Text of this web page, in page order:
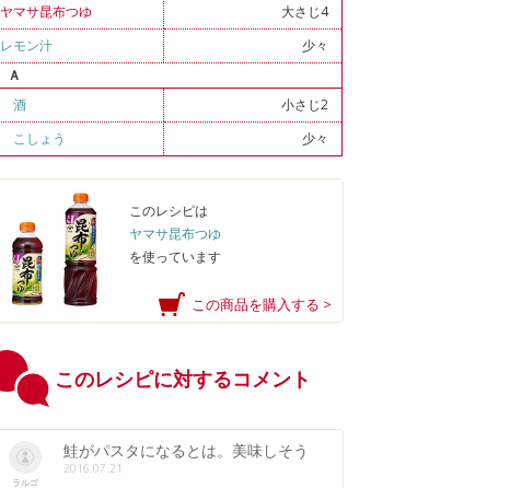
ヤマサ昆布つゆ
大さじ4
レモン汁
少々
Ａ
酒
小さじ2
こしょう
少々
このレシピは
ヤマサ昆布つゆ
を使っています
この商品を購入する >
このレシピに対するコメント
ラルゴ
鮭がパスタになるとは。美味しそう
2016.07.21